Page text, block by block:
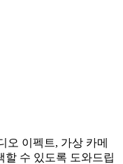
오 이펙트, 가상 카메
할 수 있도록 도와드립